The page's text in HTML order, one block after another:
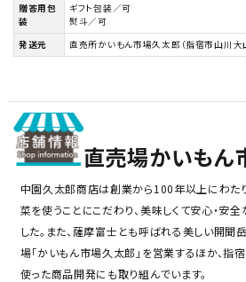
贈答用包
装
ギフト包装／可
熨斗／可
発送元
直売所かいもん市場久太郎（指宿市山川大
直売場かいもん
中園久太郎商店は創業から100年以上にわた
菜を使うことにこだわり、美味しくて安心・安
した。また、薩摩富士とも呼ばれる美しい開
場「かいもん市場久太郎」を営業するほか、指
使った商品開発にも取り組んでいます。